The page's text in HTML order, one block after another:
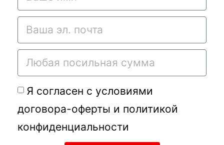
Я согласен с условиями
договора-оферты и политикой
конфиденциальности